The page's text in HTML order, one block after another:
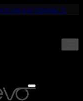
BIS SEPTEMBER. 💪